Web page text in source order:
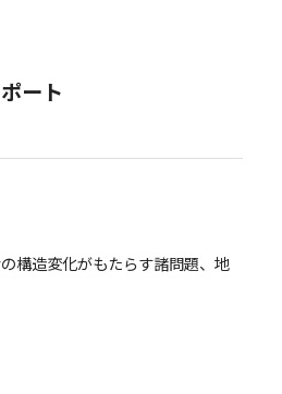
ート
構造変化がもたらす諸問題、地